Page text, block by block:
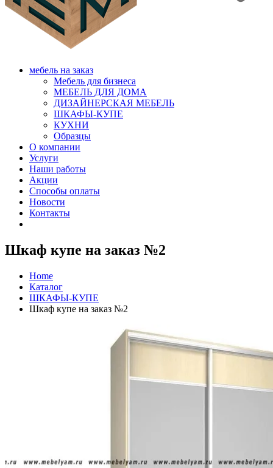
мебель на заказ
Мебель для бизнеса
МЕБЕЛЬ ДЛЯ ДОМА
ДИЗАЙНЕРСКАЯ МЕБЕЛЬ
ШКАФЫ-КУПЕ
КУХНИ
Образцы
О компании
Услуги
Наши работы
Акции
Способы оплаты
Новости
Контакты
Шкаф купе на заказ №2
Home
Каталог
ШКАФЫ-КУПЕ
Шкаф купе на заказ №2